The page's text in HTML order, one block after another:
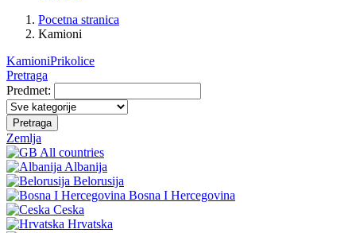
Pocetna stranica
Kamioni
KamioniPrikolice
Pretraga
Predmet:
Pretraga
Zemlja
All countries
Albanija
Belorusija
Bosna I Hercegovina
Ceska
Hrvatska